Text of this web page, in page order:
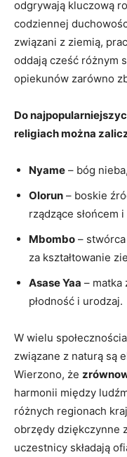
odgrywają kluczową
codziennej
związani z ziemią,
oddają cześć różnym
opiekunów zarówno
Do
religiach można
Nyame – bóg
Olorun – boskie
rządzące słońcem
Mbombo –
za kształtowanie
Asase Yaa – matka
płodność i urodzaj.
W wielu
związane z naturą są
Wierzono, że
harmonii między
różnych regionach
obrzędy dziękczynne
uczestnicy składają